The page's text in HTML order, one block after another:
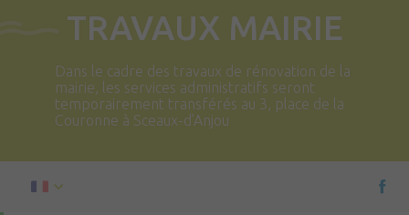
TRAVAUX MAIRIE
Dans le cadre des travaux de rénovation de la
mairie, les services administratifs seront
temporairement transférés au 3, place de la
Couronne à Sceaux-d’Anjou